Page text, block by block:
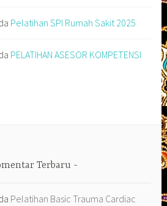
Pelatihan SPI Rumah Sakit 2025
PELATIHAN ASESOR KOMPETENSI
Terbaru
Pelatihan Basic Trauma Cardiac